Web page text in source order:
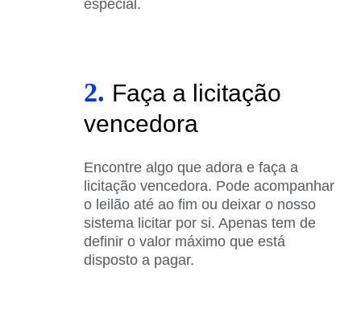
especial.
2. Faça a licitação
vencedora
Encontre algo que adora e faça a
licitação vencedora. Pode acompanhar
o leilão até ao fim ou deixar o nosso
sistema licitar por si. Apenas tem de
definir o valor máximo que está
disposto a pagar.